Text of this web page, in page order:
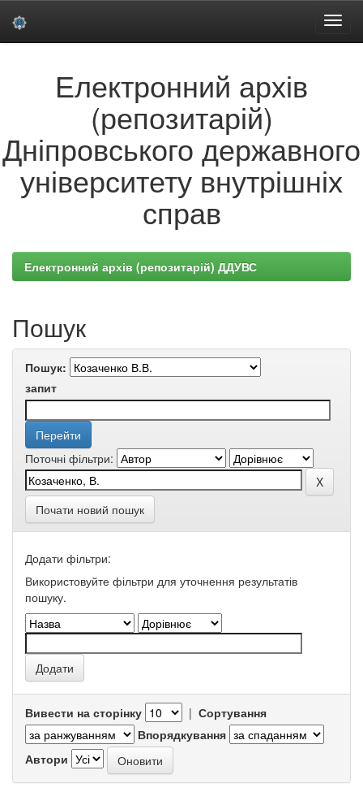
Електронний архів
(репозитарій)
Дніпровського державного
університету внутрішніх
справ
Електронний архів (репозитарій) ДДУВС
Пошук
Пошук:
запит
Поточні фільтри:
Почати новий пошук
Додати фільтри:
Використовуйте фільтри для уточнення результатів
пошуку.
Вивести на сторінку | Сортування
Впорядкування
Автори